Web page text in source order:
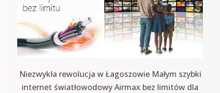
Niezwykła rewolucja w Łagoszowie Małym szybki
internet światłowodowy Airmax bez limitów dla